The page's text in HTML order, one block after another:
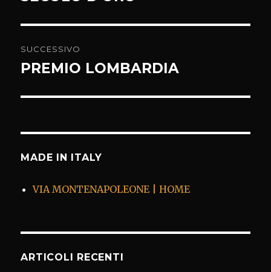
SUCCESSIVO
Articolo
PREMIO LOMBARDIA
MADE IN ITALY
VIA MONTENAPOLEONE | HOME
ARTICOLI RECENTI